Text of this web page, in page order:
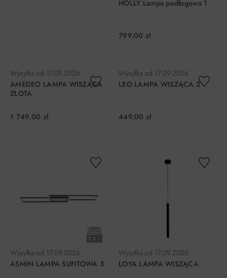
HOLLY Lampa podłogowa 1
799,00 zł
Wysyłka od 17.09.2026
AMEDEO LAMPA WISZĄCA
ZŁOTA
1 749,00 zł
Wysyłka od 17.09.2026
LEO LAMPA WISZĄCA 2
449,00 zł
Wysyłka od 17.09.2026
ASMIN LAMPA SUFITOWA 3
Wysyłka od 17.09.2026
LOYA LAMPA WISZĄCA